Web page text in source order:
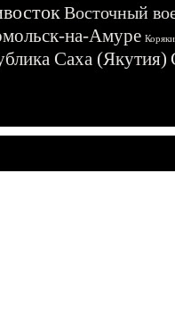
Восточный
на-Амуре
Саха (Якутия)